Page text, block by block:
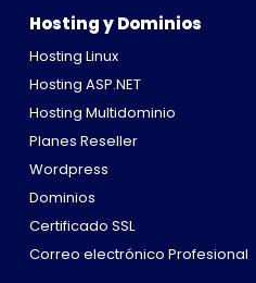
Hosting y Dominios
Hosting Linux
Hosting ASP.NET
Hosting Multidominio
Planes Reseller
Wordpress
Dominios
Certificado SSL
Correo electrónico Profesional